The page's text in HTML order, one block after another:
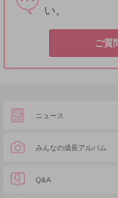
い。
ご質
ニュース
みんなの成長アルバム
Q&A